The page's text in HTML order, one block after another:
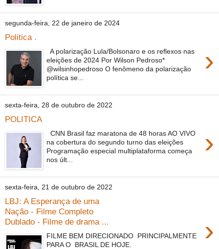
segunda-feira, 22 de janeiro de 2024
Politica .
›
A polarização Lula/Bolsonaro e os reflexos nas
eleições de 2024 Por Wilson Pedroso*
@wilsinhopedroso O fenômeno da polarização
política se...
sexta-feira, 28 de outubro de 2022
POLITICA
›
CNN Brasil faz maratona de 48 horas AO VIVO
na cobertura do segundo turno das eleições
Programação especial multiplataforma começa
nos últ...
sexta-feira, 21 de outubro de 2022
LBJ: A Esperança de uma
Nação - Filme Completo
Dublado - Filme de drama ...
›
FILME BEM DIRECIONADO PRINCIPALMENTE
PARA O BRASIL DE HOJE.